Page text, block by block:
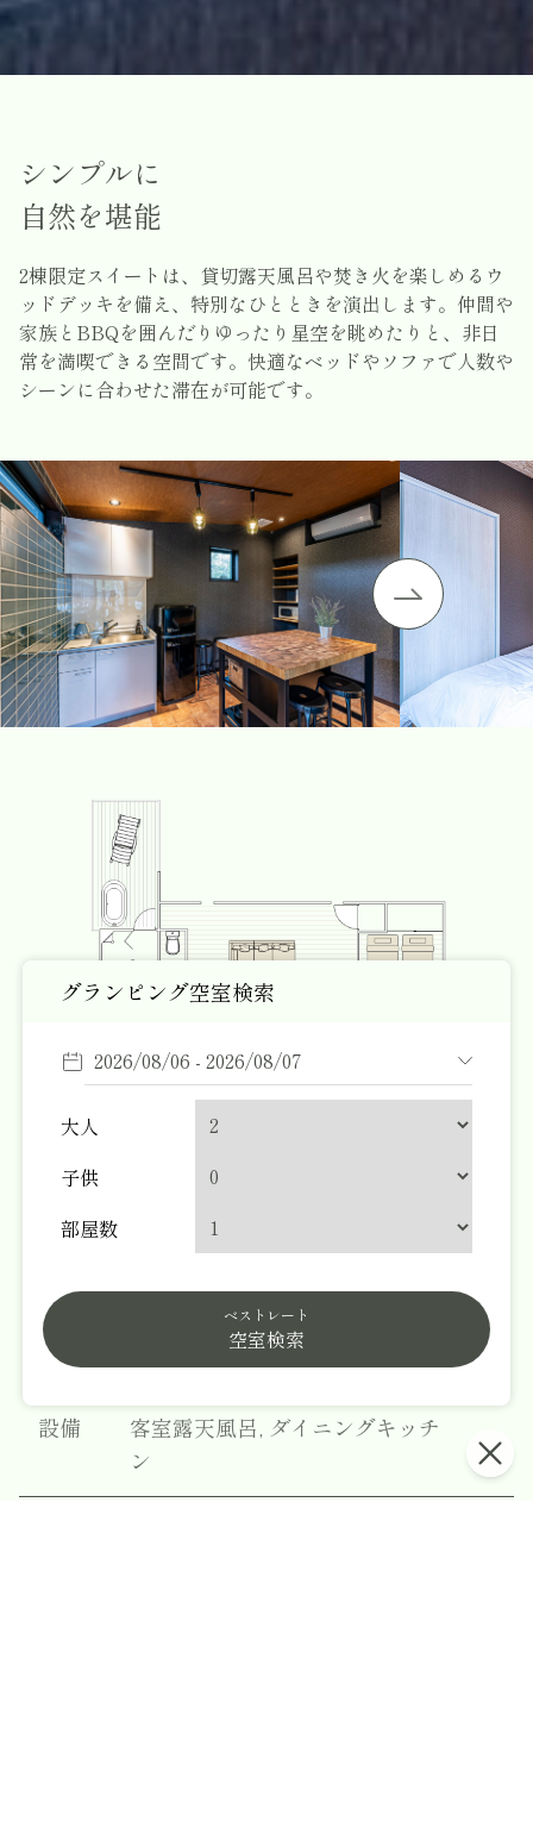
グランピング空室検索
大人
子供
部屋数
ベストレート
空室検索
シンプルに
自然を堪能
2棟限定スイートは、貸切露天風呂や焚き火を楽しめるウ
ッドデッキを備え、特別なひとときを演出します。仲間や
家族とBBQを囲んだりゆったり星空を眺めたりと、非日
常を満喫できる空間です。快適なベッドやソファで人数や
シーンに合わせた滞在が可能です。
ベッド
セミダブル2台
間取り
2DK （セミダブル2台）
設備
客室露天風呂, ダイニングキッチ
ン